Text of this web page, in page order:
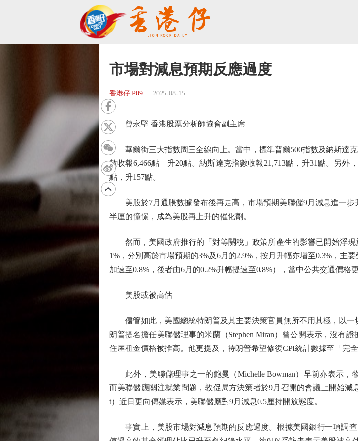
市場對減息預期反應過度
香港仔 P09 2025-08-15
曾永堅 香港股票分析師協會副主席
華爾街三大指數周三全線向上。當中，標準普爾500指數及納斯達克
數收報6,466點，升20點。納斯達克指數收報21,713點，升31點。另外
點，升157點。
美股於7月通脹數據發布後再走高，市場預期美聯儲9月減息進一步
半厘的憧憬，成為美股再上升的催化劑。
然而，美國政府推行的「對等關稅」政策所產生的影響已開始浮現
1%，分別高於市場預期的3%及6月的2.9%，按月升幅亦增至0.3%，主
加速至0.8%，後者由6月的0.2%升幅提速至0.8%），當中公共交通價格更
美股或被高估
儘管如此，美國總統特朗普及其主要決策官員無所不用其極，以一
朗普提名擔任美聯儲理事的米蘭（Stephen Miran）曾公開表示，沒有
住屋租金價格被推高。他更提及，特朗普希望修復CPI統計數據至「完全
此外，美聯儲理事之一的鮑曼（Michelle Bowman）早前亦表示，
而美聯儲應關注就業問題，敦促局方決策者於9月召開的會議上開始減
t）近日更向傳媒表示，美聯儲應對9月減息0.5厘持開放態度。
事實上，美股市場對減息預期的反應過度。根據美國銀行一項調查